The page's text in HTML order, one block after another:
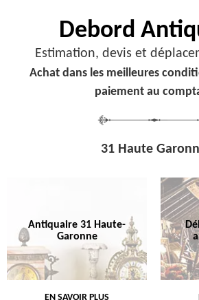
Debord
Estimation, devis et
Achat dans les meilleures
paiement au
31 Haute
Antiquaire 31 Haute-
Garonne
EN SAVOIR PLUS